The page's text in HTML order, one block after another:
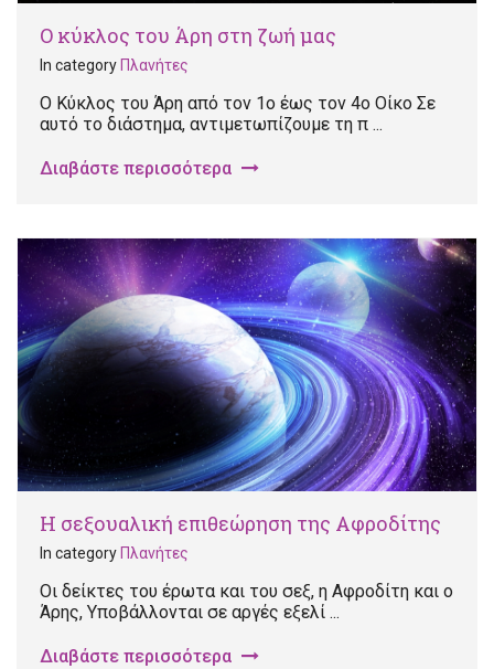
Ο κύκλος του Άρη στη ζωή μας
In category Πλανήτες
Ο Κύκλος του Άρη από τον 1ο έως τον 4ο Οίκο Σε
αυτό το διάστημα, αντιμετωπίζουμε τη π ...
Διαβάστε περισσότερα
Η σεξουαλική επιθεώρηση της Αφροδίτης
In category Πλανήτες
Οι δείκτες του έρωτα και του σεξ, η Αφροδίτη και ο
Άρης, Υποβάλλονται σε αργές εξελί ...
Διαβάστε περισσότερα